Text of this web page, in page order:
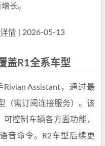
长。
情 | 2026-05-13
盖R1全系车型
Assistant，通过最
（需订阅连接服务）。该
控制车辆各方面功能，
音命令。R2车型后续更